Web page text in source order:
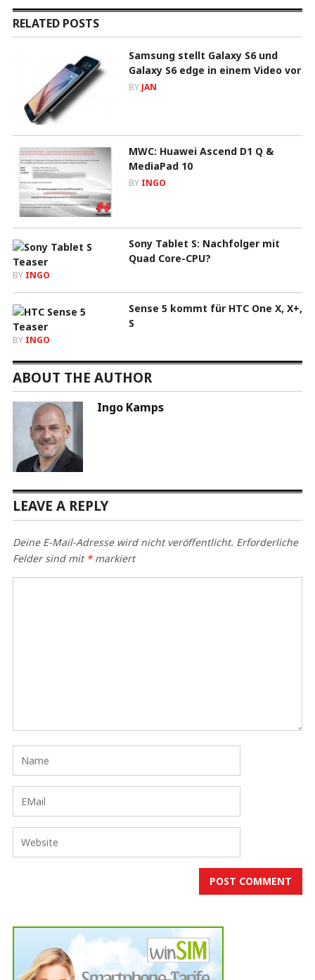
RELATED POSTS
Samsung stellt Galaxy S6 und
Galaxy S6 edge in einem Video vor
BY JAN
MWC: Huawei Ascend D1 Q &
MediaPad 10
BY INGO
Sony Tablet S: Nachfolger mit
Quad Core-CPU?
BY INGO
Sense 5 kommt für HTC One X, X+,
S
BY INGO
ABOUT THE AUTHOR
Ingo Kamps
LEAVE A REPLY
Deine E-Mail-Adresse wird nicht veröffentlicht. Erforderliche
Felder sind mit *markiert